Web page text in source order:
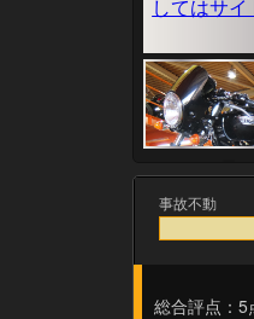
事故不動
総合評点：5